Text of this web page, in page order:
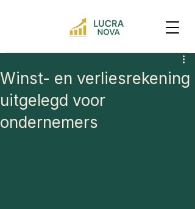
Winst- en verliesrekening
uitgelegd voor
ondernemers